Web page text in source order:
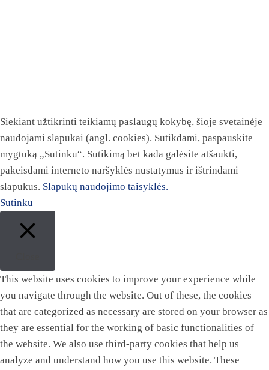
Siekiant užtikrinti teikiamų paslaugų kokybę, šioje svetainėje
naudojami slapukai (angl. cookies). Sutikdami, paspauskite
mygtuką „Sutinku“. Sutikimą bet kada galėsite atšaukti,
pakeisdami interneto naršyklės nustatymus ir ištrindami
slapukus. Slapukų naudojimo taisyklės.
Sutinku
This website uses cookies to improve your experience while
you navigate through the website. Out of these, the cookies
that are categorized as necessary are stored on your browser as
they are essential for the working of basic functionalities of
the website. We also use third-party cookies that help us
analyze and understand how you use this website. These